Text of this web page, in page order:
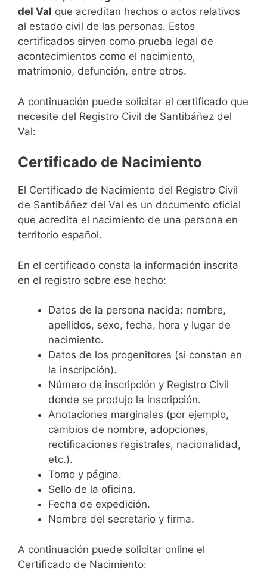
del Val que acreditan hechos o actos relativos
al estado civil de las personas. Estos
certificados sirven como prueba legal de
acontecimientos como el nacimiento,
matrimonio, defunción, entre otros.
A continuación puede solicitar el certificado que
necesite del Registro Civil de Santibáñez del
Val:
Certificado de Nacimiento
El Certificado de Nacimiento del Registro Civil
de Santibáñez del Val es un documento oficial
que acredita el nacimiento de una persona en
territorio español.
En el certificado consta la información inscrita
en el registro sobre ese hecho:
Datos de la persona nacida: nombre,
apellidos, sexo, fecha, hora y lugar de
nacimiento.
Datos de los progenitores (si constan en
la inscripción).
Número de inscripción y Registro Civil
donde se produjo la inscripción.
Anotaciones marginales (por ejemplo,
cambios de nombre, adopciones,
rectificaciones registrales, nacionalidad,
etc.).
Tomo y página.
Sello de la oficina.
Fecha de expedición.
Nombre del secretario y firma.
A continuación puede solicitar online el
Certificado de Nacimiento: